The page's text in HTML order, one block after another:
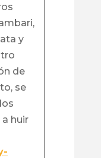
y
de
se
huir